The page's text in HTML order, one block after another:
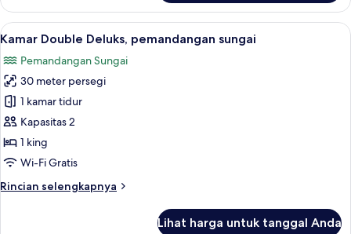
Kamar
Twin
Superior,
sungai
Lihat
semua
foto
untuk
Kamar
Double
Deluks,
pemandangan
Kamar Double Deluks,
11
Kamar Double Deluks, pemandangan sungai
Pemandangan Sungai
30 meter persegi
1 kamar tidur
Kapasitas 2
1 king
Wi-Fi Gratis
Rincian selengkapnya
Rincian
Lihat harga untuk tanggal Anda